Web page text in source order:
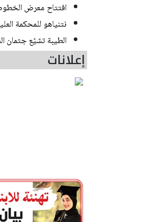
افتتاح معرض الخطوط
نتنياهو للمحكمة
الطيبة تشيّع جثمان
إعلانات